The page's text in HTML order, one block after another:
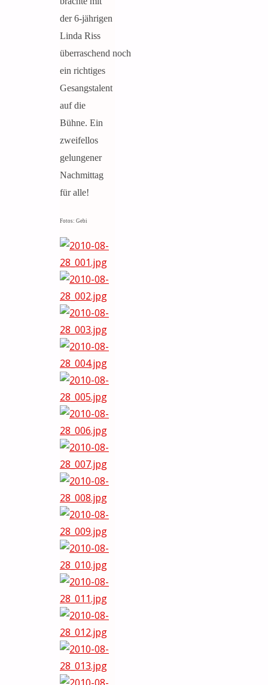
der 6-jährigen
Linda Riss
überraschend noch
ein richtiges
Gesangstalent
auf die
Bühne. Ein
zweifellos
gelungener
Nachmittag
für alle!
Fotos: Gebi